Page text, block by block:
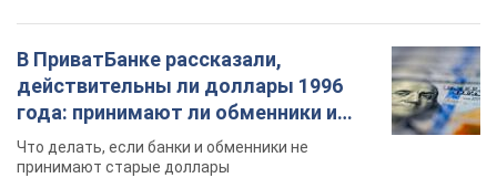
В ПриватБанке рассказали,
действительны ли доллары 1996
года: принимают ли обменники и
банки такие купюры
Что делать, если банки и обменники не
принимают старые доллары